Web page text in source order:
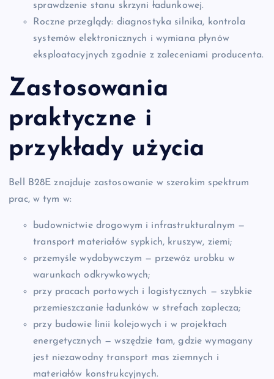
sprawdzenie stanu skrzyni ładunkowej.
Roczne przeglądy: diagnostyka silnika, kontrola
systemów elektronicznych i wymiana płynów
eksploatacyjnych zgodnie z zaleceniami producenta.
Zastosowania
praktyczne i
przykłady użycia
Bell B28E znajduje zastosowanie w szerokim spektrum
prac, w tym w:
budownictwie drogowym i infrastrukturalnym —
transport materiałów sypkich, kruszyw, ziemi;
przemyśle wydobywczym — przewóz urobku w
warunkach odkrywkowych;
przy pracach portowych i logistycznych — szybkie
przemieszczanie ładunków w strefach zaplecza;
przy budowie linii kolejowych i w projektach
energetycznych — wszędzie tam, gdzie wymagany
jest niezawodny transport mas ziemnych i
materiałów konstrukcyjnych.